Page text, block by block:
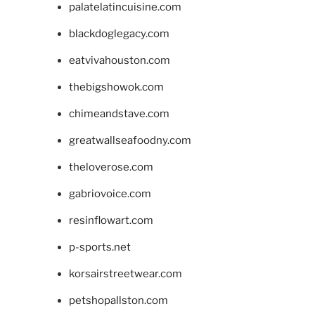
palatelatincuisine.com
blackdoglegacy.com
eatvivahouston.com
thebigshowok.com
chimeandstave.com
greatwallseafoodny.com
theloverose.com
gabriovoice.com
resinflowart.com
p-sports.net
korsairstreetwear.com
petshopallston.com